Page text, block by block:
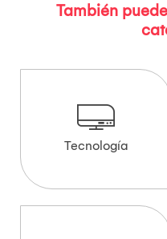
También
Tecnología